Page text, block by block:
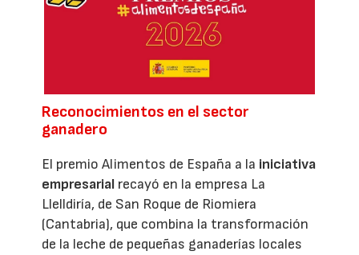
Reconocimientos en el sector
ganadero
El premio Alimentos de España a la iniciativa
empresarial recayó en la empresa La
Llelldiría, de San Roque de Riomiera
(Cantabria), que combina la transformación
de la leche de pequeñas ganaderías locales